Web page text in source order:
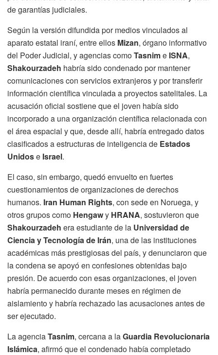
de garantías judiciales.
Según la versión difundida por medios vinculados al
aparato estatal iraní, entre ellos Mizan, órgano informativo
del Poder Judicial, y agencias comoTasnime ISNA,
Shakourzadeh habría sido condenado por mantener
comunicaciones con servicios extranjeros y por transferir
información científica vinculada a proyectos satelitales. La
acusación oficial sostiene que el joven había sido
incorporado a una organización científica relacionada con
el área espacial y que, desde allí, habría entregado datos
clasificados a estructuras de inteligencia de Estados
Unidose Israel.
El caso, sin embargo, quedó envuelto en fuertes
cuestionamientos de organizaciones de derechos
humanos. Iran Human Rights, con sede en Noruega, y
otros grupos como Hengawy HRANA, sostuvieron que
Shakourzadeh era estudiante de la Universidad de
Ciencia y Tecnología de Irán, una de las instituciones
académicas más prestigiosas del país, y denunciaron que
la condena se apoyó en confesiones obtenidas bajo
presión. De acuerdo con esas organizaciones, el joven
habría permanecido durante meses en régimen de
aislamiento y habría rechazado las acusaciones antes de
ser ejecutado.
La agenciaTasnim, cercana a laGuardia Revolucionaria
Islámica, afirmó que el condenado había completado